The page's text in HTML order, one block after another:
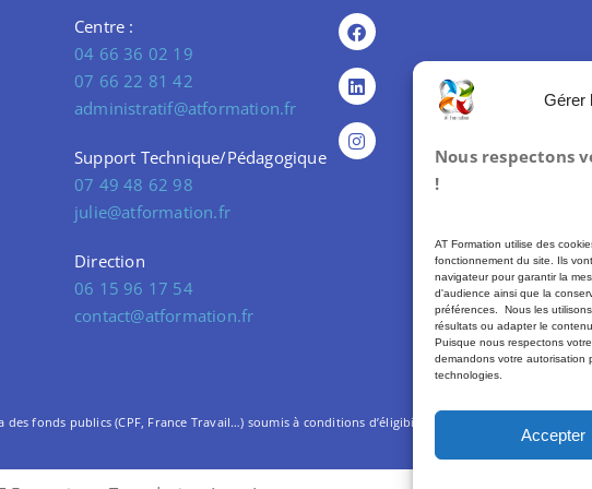
Gérer
Nous respectons
!
AT Formation utilise des
fonctionnement du site. Ils
navigateur pour garantir la
d'audience ainsi que la
préférences. Nous les
résultats ou adapter le
Puisque nous respectons
demandons votre autorisation
technologies.
Accepter
Centre :
04 66 36 02 19
07 66 22 81 42
administratif@atformation.fr
Support Technique/Pédagogique
07 49 48 62 98
julie@atformation.fr
Direction
06 15 96 17 54
contact@atformation.fr
des fonds publics (CPF, France Travail…) soumis à conditions d’éligibilité. –